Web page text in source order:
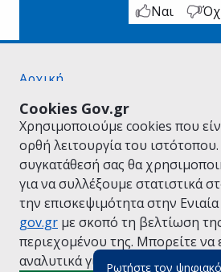
Ρωτήστε τον
Cookies Gov.gr
Χρησιμοποιούμε cookies που
ορθή λειτουργία του
συγκατάθεσή σας θα
για να συλλέξουμε στατιστικά
την επισκεψιμότητα στην
gov.gr με σκοπό τη βελτίωση
περιεχομένου της. Μπορείτε να
αναλυτικά για την Πολιτική
Ναι
Αρχική
Όροι Χρήσης
Πολιτική Απορρήτου
Δήλωση προσβασιμότητας
Πολιτική cookies
Προτάσεις για το gov.gr
Υλοποίηση από το Υπουργείο
Διακυβέρνησης
Ελληνικά |Αγγλικά